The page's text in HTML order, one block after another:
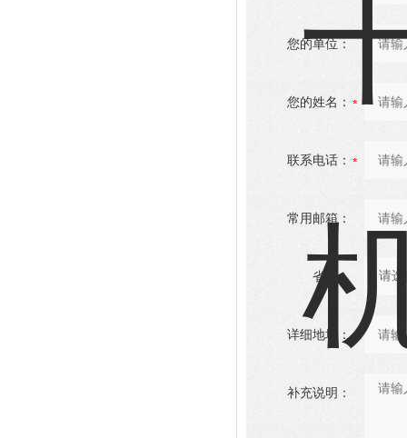
您的单位：
您的姓名：
联系电话：
常用邮箱：
省份：
详细地址：
补充说明：